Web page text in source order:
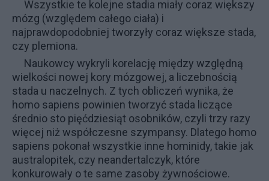
Wszystkie te kolejne stadia miały coraz większy
mózg (względem całego ciała) i
najprawdopodobniej tworzyły coraz większe stada,
czy plemiona.
Naukowcy wykryli korelację między względną
wielkości nowej kory mózgowej, a liczebnością
stada u naczelnych. Z tych obliczeń wynika, że
homo sapiens powinien tworzyć stada liczące
średnio sto pięćdziesiąt osobników, czyli trzy razy
więcej niż współczesne szympansy. Dlatego homo
sapiens pokonał wszystkie inne hominidy, takie jak
australopitek, czy neandertalczyk, które
konkurowały o te same zasoby żywnościowe.